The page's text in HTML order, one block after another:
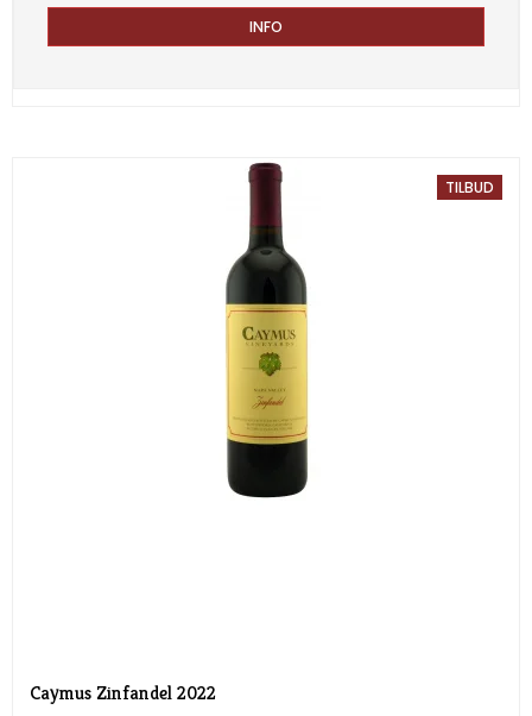
INFO
TILBUD
Caymus Zinfandel 2022